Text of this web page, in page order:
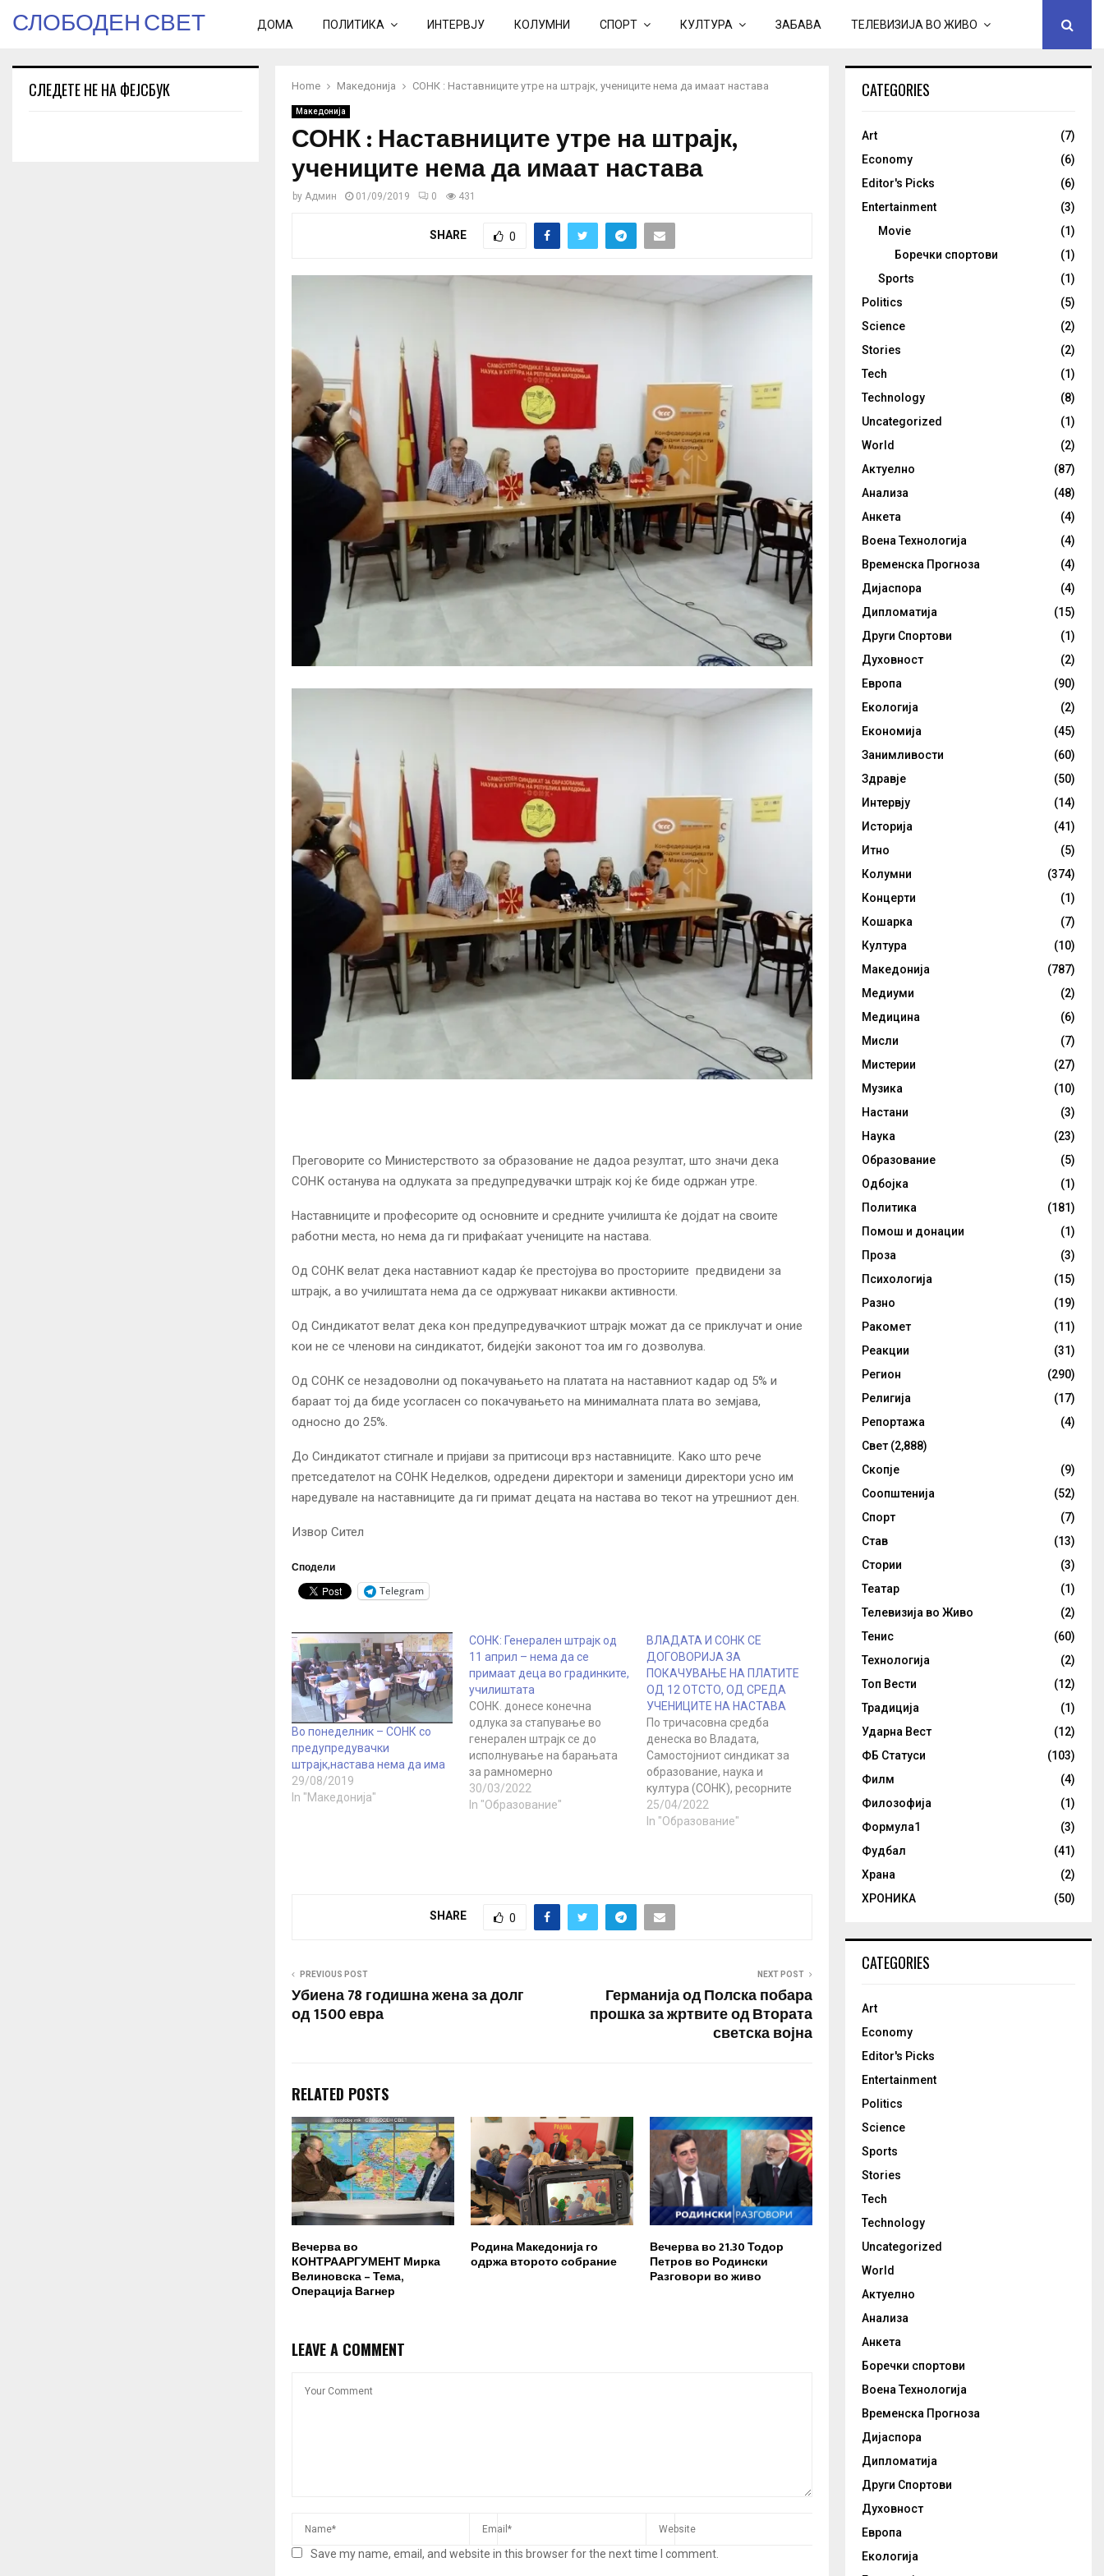
СЛОБОДЕН СВЕТ ДОМА ПОЛИТИКА ИНТЕРВЈУ КОЛУМНИ СПОРТ КУЛТУРА ЗАБАВА ТЕЛЕВИЗИЈА ВО ЖИВО
Home Македонија СОНК : Наставниците утре на штрајк, учениците нема да имаат настава
Македонија
СОНК : Наставниците утре на штрајк,
учениците нема да имаат настава
by Админ 01/09/2019 0 431
SHARE 0
Преговорите со Министерството за образование не дадоа резултат, што значи дека
СОНК останува на одлуката за предупредувачки штрајк кој ќе биде одржан утре.
Наставниците и професорите од основните и средните училишта ќе дојдат на своите
работни места, но нема да ги прифаќаат учениците на настава.
Од СОНК велат дека наставниот кадар ќе престојува во просториите предвидени за
штрајк, а во училиштата нема да се одржуваат никакви активности.
Од Синдикатот велат дека кон предупредувачкиот штрајк можат да се приклучат и оние
кои не се членови на синдикатот, бидејќи законот тоа им го дозволува.
Од СОНК се незадоволни од покачувањето на платата на наставниот кадар од 5% и
бараат тој да биде усогласен со покачувањето на минималната плата во земјава,
односно до 25%.
До Синдикатот стигнале и пријави за притисоци врз наставниците. Како што рече
претседателот на СОНК Неделков, одредени директори и заменици директори усно им
наредувале на наставниците да ги примат децата на настава во текот на утрешниот ден.
Извор Сител
Сподели
Telegram
Во понеделник – СОНК со
предупредувачки
штрајк,настава нема да има
29/08/2019
In "Македонија"
СОНК: Генерален штрајк од
11 април – нема да се
примаат деца во градинките,
училиштата
СОНК. донесе конечна
одлука за стапување во
генерален штрајк се до
исполнување на барањата
за рамномерно
зголемување на платите во
однос на минималната
згрижување и нега на
децата во…
30/03/2022
In "Образование"
ВЛАДАТА И СОНК СЕ
ДОГОВОРИЈА ЗА
ПОКАЧУВАЊЕ НА ПЛАТИТЕ
ОД 12 ОТСТО, ОД СРЕДА
УЧЕНИЦИТЕ НА НАСТАВА
По тричасовна средба
денеска во Владата,
Самостојниот синдикат за
образование, наука и
култура (СОНК), ресорните
министри и премиерот се
договорија за покачување
штрајк за повисоки плати на
своите вработени.
25/04/2022
In "Образование"
SHARE 0
PREVIOUS POST
Убиена 78 годишна жена за долг
од 1500 евра
NEXT POST
Германија од Полска побара
прошка за жртвите од Втората
светска војна
RELATED POSTS
Вечерва во
КОНТРААРГУМЕНТ Мирка
Велиновска – Тема,
Операција Вагнер
Родина Македонија го
одржа второто собрание
Вечерва во 21.30 Тодор
Петров во Родински
Разговори во живо
LEAVE A COMMENT
Save my name, email, and website in this browser for the next time I comment.
СЛЕДЕТЕ НЕ НА ФЕЈСБУК CATEGORIES
Art
(7)
Economy
(6)
Editor's Picks
(6)
Entertainment
(3)
Movie
(1)
Боречки спортови
(1)
Sports
(1)
Politics
(5)
Science
(2)
Stories
(2)
Tech
(1)
Technology
(8)
Uncategorized
(1)
World
(2)
Актуелно
(87)
Анализа
(48)
Анкета
(4)
Воена Технологија
(4)
Временска Прогноза
(4)
Дијаспора
(4)
Дипломатија
(15)
Други Спортови
(1)
Духовност
(2)
Европа
(90)
Екологија
(2)
Економија
(45)
Занимливости
(60)
Здравје
(50)
Интервју
(14)
Историја
(41)
Итно
(5)
Колумни
(374)
Концерти
(1)
Кошарка
(7)
Култура
(10)
Македонија
(787)
Медиуми
(2)
Медицина
(6)
Мисли
(7)
Мистерии
(27)
Музика
(10)
Настани
(3)
Наука
(23)
Образование
(5)
Одбојка
(1)
Политика
(181)
Помош и донации
(1)
Проза
(3)
Психологија
(15)
Разно
(19)
Ракомет
(11)
Реакции
(31)
Регион
(290)
Религија
(17)
Репортажа
(4)
Свет (2,888)
Скопје
(9)
Соопштенија
(52)
Спорт
(7)
Став
(13)
Стории
(3)
Театар
(1)
Телевизија во Живо
(2)
Тенис
(60)
Технологија
(2)
Топ Вести
(12)
Традиција
(1)
Ударна Вест
(12)
ФБ Статуси
(103)
Филм
(4)
Филозофија
(1)
Формула1
(3)
Фудбал
(41)
Храна
(2)
ХРОНИКА
(50)
CATEGORIES
Art
Economy
Editor's Picks
Entertainment
Politics
Science
Sports
Stories
Tech
Technology
Uncategorized
World
Актуелно
Анализа
Анкета
Боречки спортови
Воена Технологија
Временска Прогноза
Дијаспора
Дипломатија
Други Спортови
Духовност
Европа
Екологија